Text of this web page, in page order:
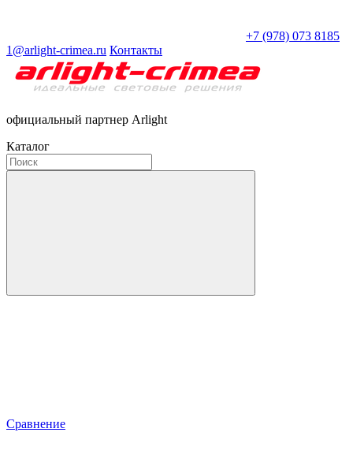
+7 (978) 073 8185
1@arlight-crimea.ru Контакты
официальный партнер Arlight
Каталог
Сравнение